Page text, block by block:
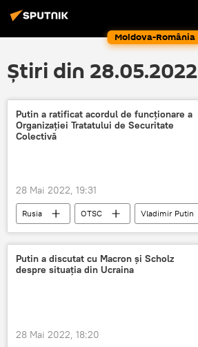
Moldova-România
Știri din 28.05.2022
Putin a ratificat acordul de funcționare a
Organizației Tratatului de Securitate
Colectivă
28 Mai 2022, 19:31
Rusia OTSC
Vladimir Putin
tratat
Putin a discutat cu Macron și Scholz
despre situația din Ucraina
28 Mai 2022, 18:20